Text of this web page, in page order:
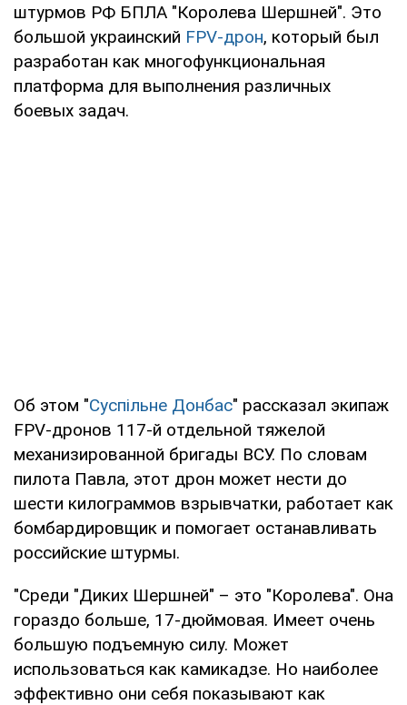
штурмов РФ БПЛА "Королева Шершней". Это
большой украинский FPV-дрон, который был
разработан как многофункциональная
платформа для выполнения различных
боевых задач.
Об этом "Суспільне Донбас" рассказал экипаж
FPV-дронов 117-й отдельной тяжелой
механизированной бригады ВСУ. По словам
пилота Павла, этот дрон может нести до
шести килограммов взрывчатки, работает как
бомбардировщик и помогает останавливать
российские штурмы.
"Среди "Диких Шершней" – это "Королева". Она
гораздо больше, 17-дюймовая. Имеет очень
большую подъемную силу. Может
использоваться как камикадзе. Но наиболее
эффективно они себя показывают как